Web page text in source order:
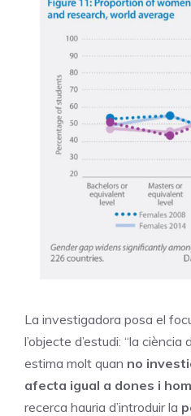
La investigadora posa el
l’objecte d’estudi: “la
estima molt quan no
afecta igual a dones i
recerca hauria d’introduir la